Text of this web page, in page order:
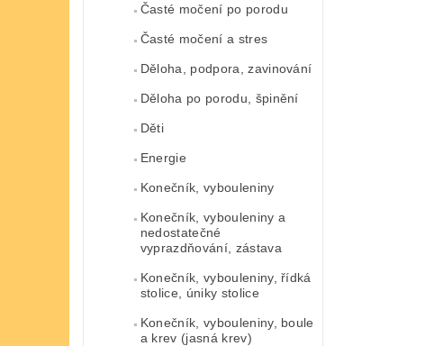
Časté močení po porodu
Časté močení a stres
Děloha, podpora, zavinování
Děloha po porodu, špinění
Děti
Energie
Konečník, vybouleniny
Konečník, vybouleniny a
nedostatečné
vyprazdňování, zástava
Konečník, vybouleniny, řídká
stolice, úniky stolice
Konečník, vybouleniny, boule
a krev (jasná krev)